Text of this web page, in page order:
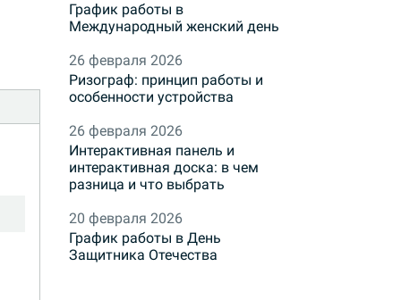
График работы в
Международный женский день
26 февраля 2026
Ризограф: принцип работы и
особенности устройства
26 февраля 2026
Интерактивная панель и
интерактивная доска: в чем
разница и что выбрать
20 февраля 2026
График работы в День
Защитника Отечества